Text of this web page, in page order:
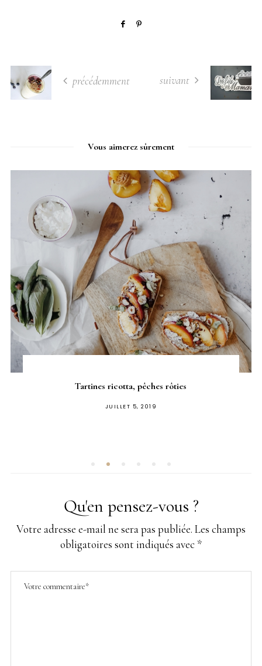
précédemment suivant
Vous aimerez sûrement
Tartines ricotta, pêches rôties
PUBLIÉ
JUILLET 5, 2019
Qu'en pensez-vous ?
Votre adresse e-mail ne sera pas publiée. Les champs
obligatoires sont indiqués avec *